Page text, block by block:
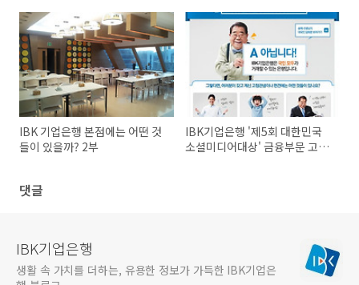
IBK 기업은행 본점에는 어떤 것
들이 있을까? 2부
IBK기업은행 '제5회 대한민국
소셜미디어대상' 금융부문 고객
댓글
IBK기업은행
생활 속 가치를 더하는, 유용한 정보가 가득한 IBK기업은